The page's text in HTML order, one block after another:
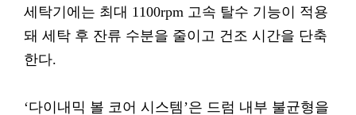
세탁기에는 최대 1100rpm 고속 탈수 기능이 적용
돼 세탁 후 잔류 수분을 줄이고 건조 시간을 단축
한다.
‘다이내믹 볼 코어 시스템’은 드럼 내부 불균형을